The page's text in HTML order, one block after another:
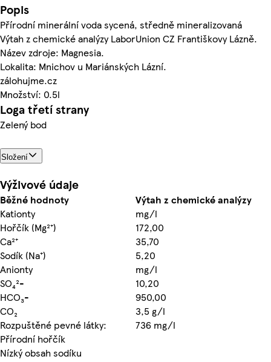
Popis
Přírodní minerální voda sycená, středně mineralizovaná
Výtah z chemické analýzy LaborUnion CZ Františkovy Lázně.
Název zdroje: Magnesia.
Lokalita: Mnichov u Mariánských Lázní.
zálohujme.cz
Množství: 0.5l
Loga třetí strany
Zelený bod
Složení
Výživové údaje
Běžné hodnoty
Výtah z chemické analýzy
Kationty
mg/l
Hořčík (Mg²⁺)
172,00
Ca²⁺
35,70
Sodík (Na⁺)
5,20
Anionty
mg/l
SO₄²-
10,20
HCO₃-
950,00
CO₂
3,5 g/l
Rozpuštěné pevné látky:
736 mg/l
Přírodní hořčík
Nízký obsah sodíku